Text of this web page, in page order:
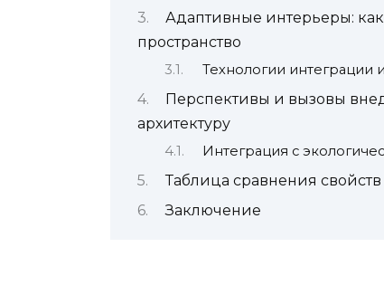
Адаптивные интерьеры:
пространство
Технологии интеграции
Перспективы и вызовы
архитектуру
Интеграция с
Таблица сравнения
Заключение